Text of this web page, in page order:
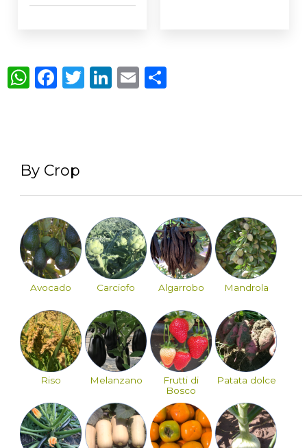
By Crop
Avocado Carciofo Algarrobo Mandrola
Riso Melanzano
Frutti di
Bosco
Patata dolce